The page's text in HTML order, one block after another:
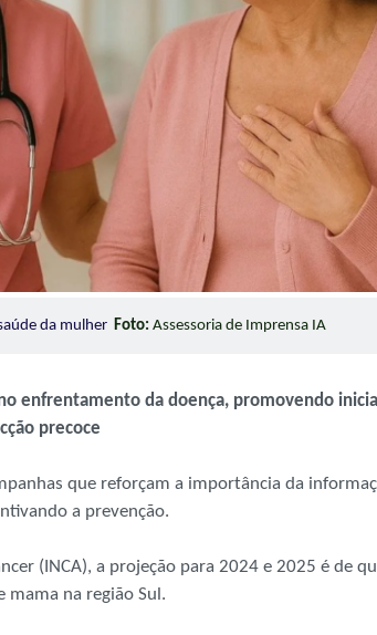
da mulher Foto: Assessoria de Imprensa IA
enfrentamento da doença, promovendo
precoce
que reforçam a importância da
a prevenção.
(INCA), a projeção para 2024 e 2025 é de
mama na região Sul.